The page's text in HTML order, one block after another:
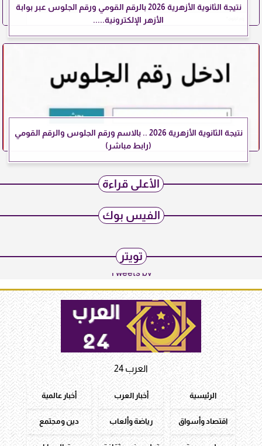
نتيجة الثانوية الأزهرية 2026 بالرقم القومي ورقم الجلوس عبر بوابة
الأزهر الإلكترونية.....
نتيجة الثانوية الأزهرية 2026 .. بالاسم ورقم الجلوس والرقم القومي
(رابط مباشر)
الأعلى قراءة
الفيس بوك
تويتر
Tweets by
العرب 24
الرئيسية أخبار العرب أخبار عالمية
اقتصاد وأسواق رياضة وألعاب دين ومجتمع